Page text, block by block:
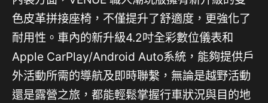
色皮革拼接座椅，不僅提升了舒適度，更強化了
耐用性。車內的新升級4.2吋全彩數位儀表和
Apple CarPlay/Android Auto系統，能夠提供戶
外活動所需的導航及即時聯繫，無論是越野活動
還是露營之旅，都能輕鬆掌握行車狀況與目的地